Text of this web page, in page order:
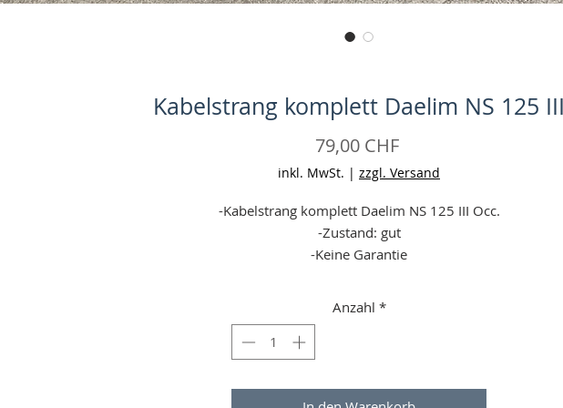
Kabelstrang komplett Daelim NS 125
79,00 CHFPreis
inkl. MwSt. | zzgl. Versand
-Kabelstrang komplett Daelim NS 125 III Occ.
-Zustand: gut
-Keine Garantie
Anzahl *